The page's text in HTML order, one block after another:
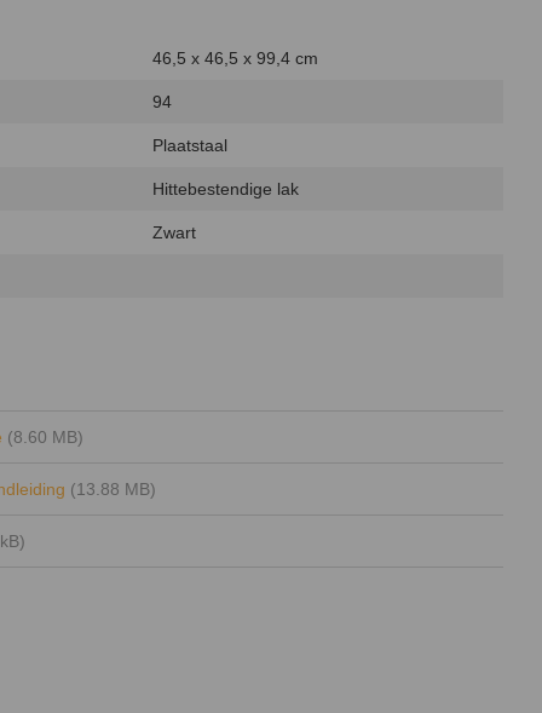
46,5 x 46,5 x 99,4 cm
94
Plaatstaal
Hittebestendige lak
Zwart
(8.60 MB)
(13.88 MB)